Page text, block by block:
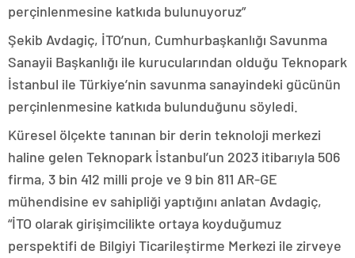
perçinlenmesine katkıda bulunuyoruz”
Şekib Avdagiç, İTO’nun, Cumhurbaşkanlığı Savunma
Sanayii Başkanlığı ile kurucularından olduğu Teknopark
İstanbul ile Türkiye’nin savunma sanayindeki gücünün
perçinlenmesine katkıda bulunduğunu söyledi.
Küresel ölçekte tanınan bir derin teknoloji merkezi
haline gelen Teknopark İstanbul’un 2023 itibarıyla 506
firma, 3 bin 412 milli proje ve 9 bin 811 AR-GE
mühendisine ev sahipliği yaptığını anlatan Avdagiç,
“İTO olarak girişimcilikte ortaya koyduğumuz
perspektifi de Bilgiyi Ticarileştirme Merkezi ile zirveye